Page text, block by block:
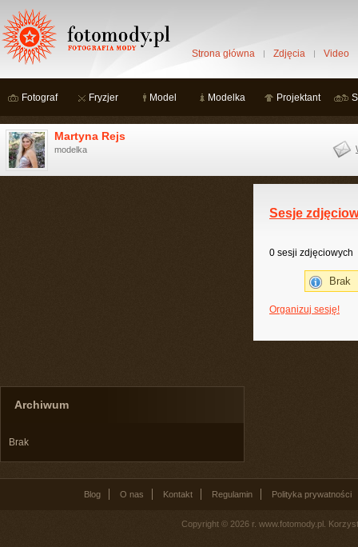
Strona główna Zdjęcia Video
Fotograf Fryzjer Model Modelka Projektant
Martyna Rejs
modelka
Archiwum
Brak
Sesje
0 sesji zdjęciowych
Brak
Organizuj sesję!
Blog O nas Kontakt Regulamin Polityka prywatności
Copyright © 2026 r. www.fotomody.pl.